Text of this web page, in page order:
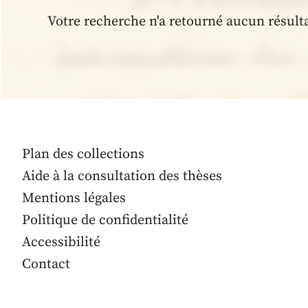
Votre recherche n'a retourné aucun
Plan des collections
Aide à la consultation des thèses
Mentions légales
Politique de confidentialité
Accessibilité
Contact